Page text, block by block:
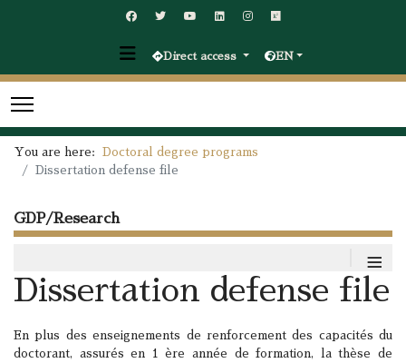
Direct access EN
You are here: Doctoral degree programs
Dissertation defense file
GDP/Research
≡
Dissertation defense file
En plus des enseignements de renforcement des capacités du
doctorant, assurés en 1 ère année de formation, la thèse de